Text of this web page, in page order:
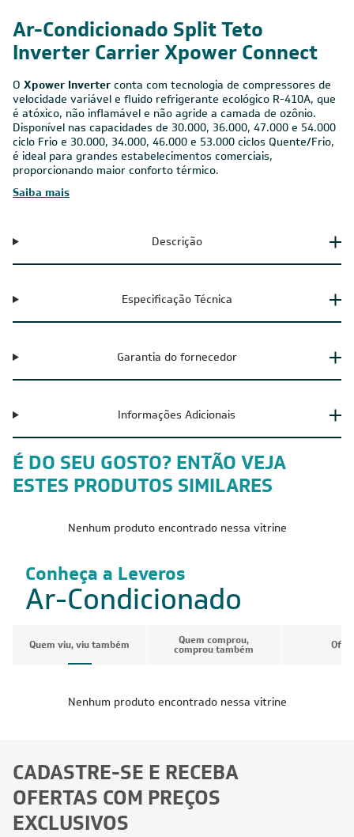
Ar-Condicionado Split Teto
Inverter Carrier Xpower Connect
O Xpower Inverter conta com tecnologia de compressores de
velocidade variável e fluido refrigerante ecológico R-410A, que
é atóxico, não inflamável e não agride a camada de ozônio.
Disponível nas capacidades de 30.000, 36.000, 47.000 e 54.000
ciclo Frio e 30.000, 34.000, 46.000 e 53.000 ciclos Quente/Frio,
é ideal para grandes estabelecimentos comerciais,
proporcionando maior conforto térmico.
Saiba mais
Descrição
Especificação Técnica
Garantia do fornecedor
Informações Adicionais
É DO SEU GOSTO? ENTÃO VEJA
ESTES PRODUTOS SIMILARES
Nenhum produto encontrado nessa vitrine
Conheça a Leveros
Ar-Condicionado
Quem viu, viu também Quem comprou,
comprou também
Nenhum produto encontrado nessa vitrine
CADASTRE-SE E RECEBA
OFERTAS COM PREÇOS
EXCLUSIVOS